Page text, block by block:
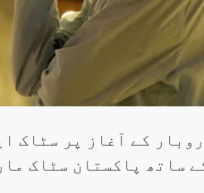
کے آغاز پر سٹاک